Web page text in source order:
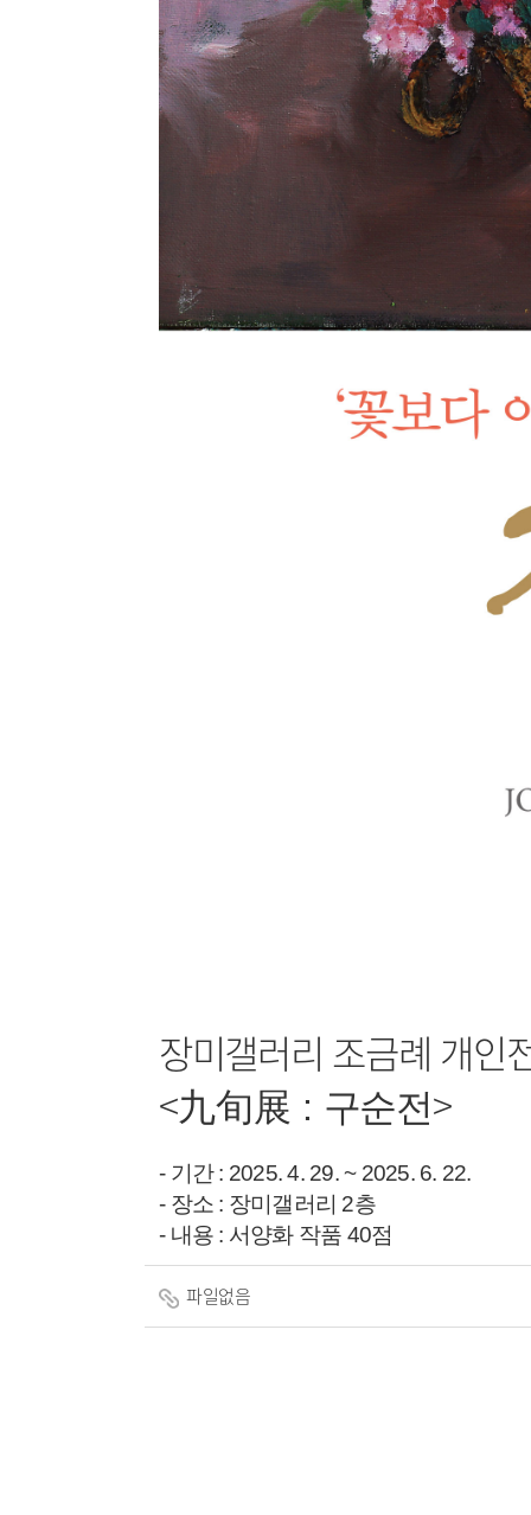
장미갤러리 조금례 개인
<九旬展 : 구순전>
- 기간 : 2025. 4. 29. ~ 2025. 6. 22.
- 장소 : 장미갤러리 2층
- 내용 : 서양화 작품 40점
파일없음